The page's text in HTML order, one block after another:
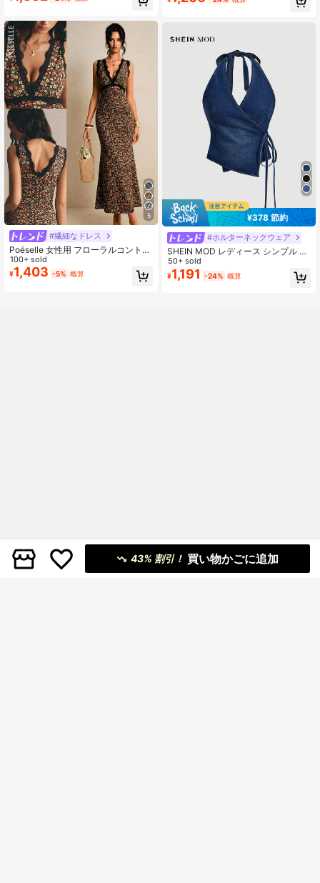
ューブトップ
5
#繊細なドレス
Poéselle 女性用 フローラルコントラ
スト ブラックレース Vネック ノース
リーブ スリムフィット フィッシュテ
ールヘム エレガントドレス、フラワ
100+ sold
¥1,403 -5% 概算
タイル フレンチスタイル パリスタイ
¥378 節約
#ホルターネックウェア
SHEIN MOD レディース シンプル バ
ックレス リボン デニム カジュアル
トップス 普段使い用
50+ sold
¥1,191 -24% 概算
43% 割引！ 買い物かごに追加